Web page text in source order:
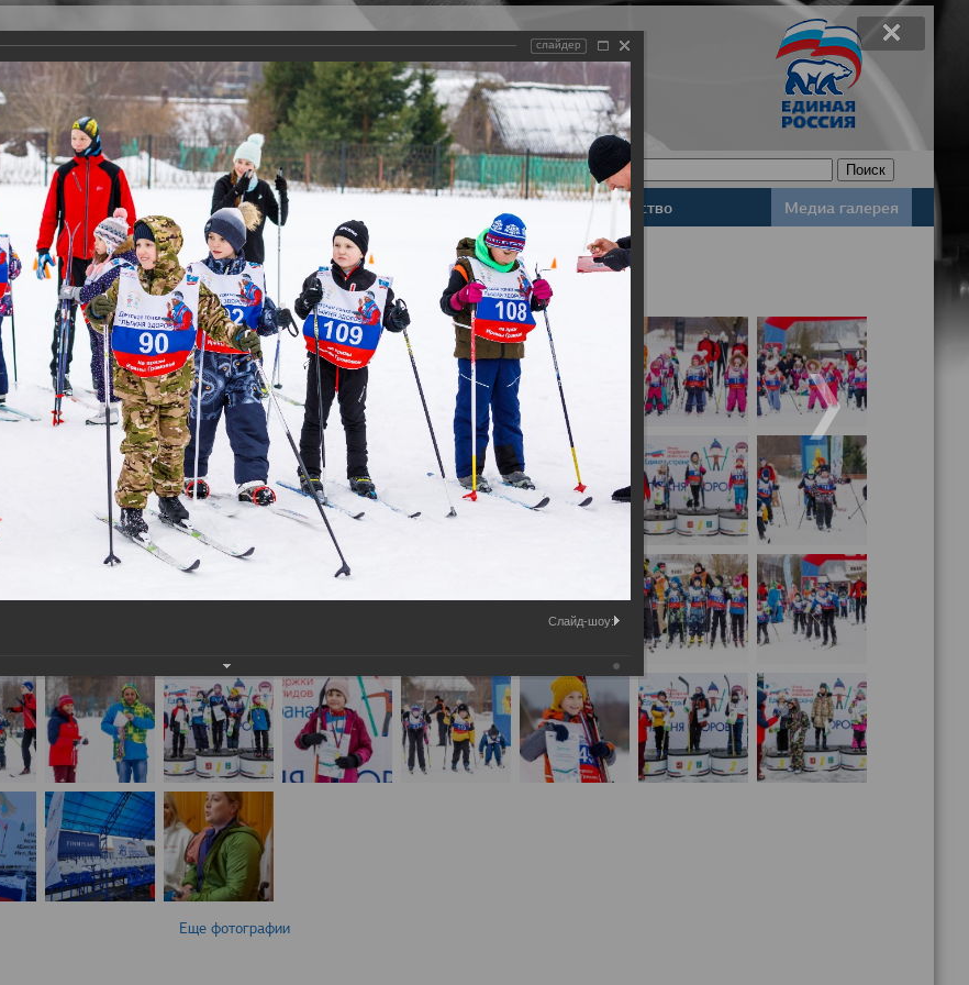
Задать вопрос
Версия для слабовидящих
Деятельность Законодательство Медиа галерея
Еще фотографии
слайдер
Слайд-шоу: